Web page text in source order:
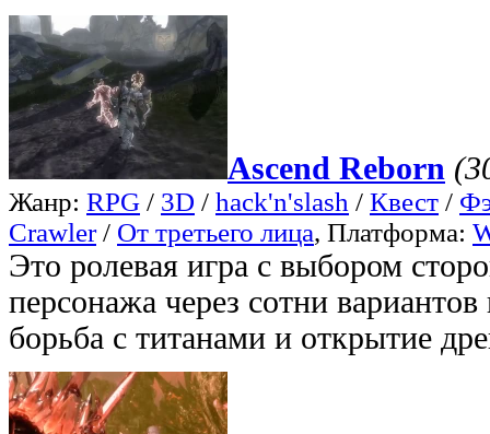
Ascend Reborn
Жанр: RPG / 3D / hack'n'slash / Квест /
Crawler/ От третьего лица, Платформа:
Это ролевая игра с выбором
персонажа через сотни
борьба с титанами и открытие